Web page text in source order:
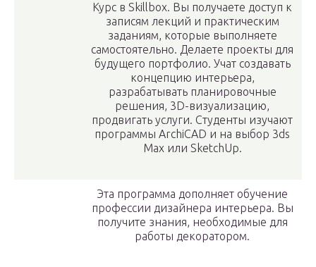
Курс в Skillbox. Вы получаете доступ к
записям лекций и практическим
заданиям, которые выполняете
самостоятельно. Делаете проекты для
будущего портфолио. Учат создавать
концепцию интерьера,
разрабатывать планировочные
решения, 3D-визуализацию,
продвигать услуги. Студенты изучают
программы ArchiCAD и на выбор 3ds
Max или SketchUp.
Эта программа дополняет обучение
профессии дизайнера интерьера. Вы
получите знания, необходимые для
работы декоратором.